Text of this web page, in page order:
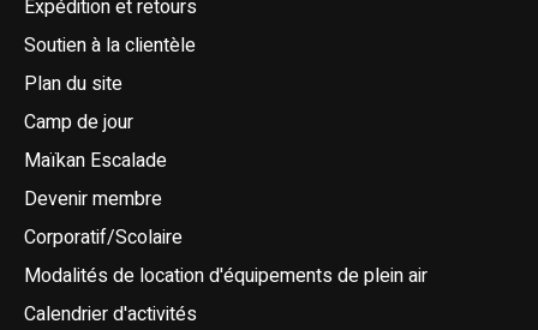
Expédition et retours
Soutien à la clientèle
Plan du site
Camp de jour
Maïkan Escalade
Devenir membre
Corporatif/Scolaire
Modalités de location d'équipements de plein air
Calendrier d'activités